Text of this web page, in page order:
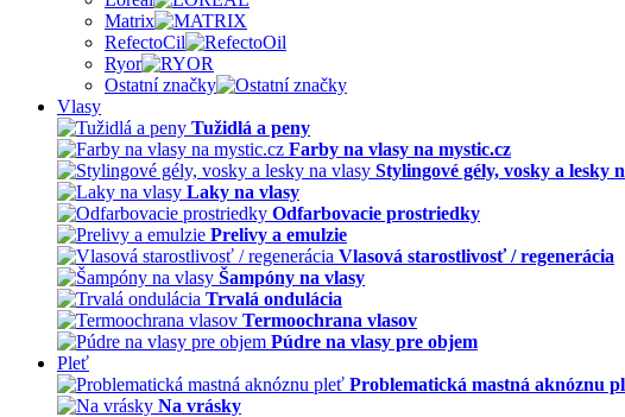
Matrix
RefectoCil
Ryor
Ostatní značky
Vlasy
Tužidlá a peny
Farby na vlasy na mystic.cz
Stylingové gély, vosky a lesky
Laky na vlasy
Odfarbovacie prostriedky
Prelivy a emulzie
Vlasová starostlivosť / regenerácia
Šampóny na vlasy
Trvalá ondulácia
Termoochrana vlasov
Púdre na vlasy pre objem
Pleť
Problematická mastná aknóznu
Na vrásky